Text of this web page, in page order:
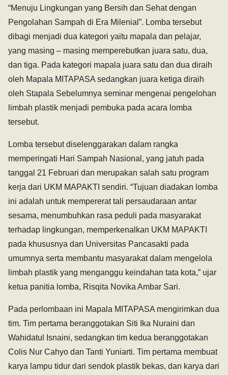
“Menuju Lingkungan yang Bersih dan Sehat dengan
Pengolahan Sampah di Era Milenial”. Lomba tersebut
dibagi menjadi dua kategori yaitu mapala dan pelajar,
yang masing – masing memperebutkan juara satu, dua,
dan tiga. Pada kategori mapala juara satu dan dua diraih
oleh Mapala MITAPASA sedangkan juara ketiga diraih
oleh Stapala Sebelumnya seminar mengenai pengelohan
limbah plastik menjadi pembuka pada acara lomba
tersebut.
Lomba tersebut diselenggarakan dalam rangka
memperingati Hari Sampah Nasional, yang jatuh pada
tanggal 21 Februari dan merupakan salah satu program
kerja dari UKM MAPAKTI sendiri. “Tujuan diadakan lomba
ini adalah untuk mempererat tali persaudaraan antar
sesama, menumbuhkan rasa peduli pada masyarakat
terhadap lingkungan, memperkenalkan UKM MAPAKTI
pada khususnya dan Universitas Pancasakti pada
umumnya serta membantu masyarakat dalam mengelola
limbah plastik yang menganggu keindahan tata kota,” ujar
ketua panitia lomba, Risqita Novika Ambar Sari.
Pada perlombaan ini Mapala MITAPASA mengirimkan dua
tim. Tim pertama beranggotakan Siti Ika Nuraini dan
Wahidatul Isnaini, sedangkan tim kedua beranggotakan
Colis Nur Cahyo dan Tanti Yuniarti. Tim pertama membuat
karya lampu tidur dari sendok plastik bekas, dan karya dari